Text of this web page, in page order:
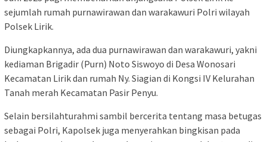
sejumlah rumah purnawirawan dan warakawuri Polri wilayah
Polsek Lirik.
Diungkapkannya, ada dua purnawirawan dan warakawuri, yakni
kediaman Brigadir (Purn) Noto Siswoyo di Desa Wonosari
Kecamatan Lirik dan rumah Ny. Siagian di Kongsi IV Kelurahan
Tanah merah Kecamatan Pasir Penyu.
Selain bersilahturahmi sambil bercerita tentang masa betugas
sebagai Polri, Kapolsek juga menyerahkan bingkisan pada